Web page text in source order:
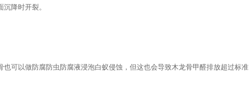
降时开裂。
以做防腐防虫防腐液浸泡白蚁侵蚀，但这也会导致木龙骨甲醛排放超过标